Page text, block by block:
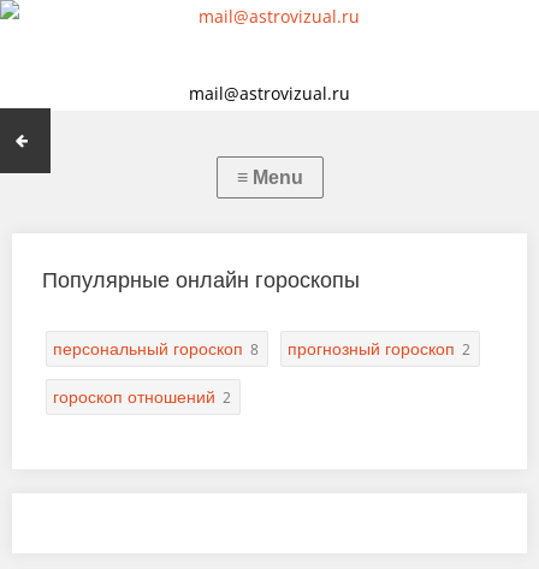
mail@astrovizual.ru
Популярные онлайн гороскопы
персональный гороскоп 8 прогнозный гороскоп 2
гороскоп отношений 2